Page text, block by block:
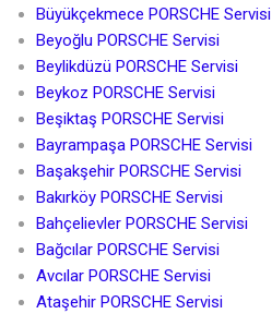
Büyükçekmece PORSCHE Servisi
Beyoğlu PORSCHE Servisi
Beylikdüzü PORSCHE Servisi
Beykoz PORSCHE Servisi
Beşiktaş PORSCHE Servisi
Bayrampaşa PORSCHE Servisi
Başakşehir PORSCHE Servisi
Bakırköy PORSCHE Servisi
Bahçelievler PORSCHE Servisi
Bağcılar PORSCHE Servisi
Avcılar PORSCHE Servisi
Ataşehir PORSCHE Servisi